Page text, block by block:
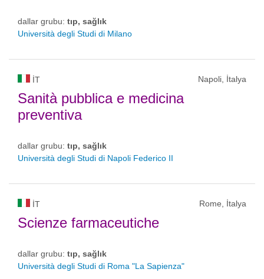
dallar grubu: tıp, sağlık
Università degli Studi di Milano
IT Napoli, İtalya
Sanità pubblica e medicina
preventiva
dallar grubu: tıp, sağlık
Università degli Studi di Napoli Federico II
IT Rome, İtalya
Scienze farmaceutiche
dallar grubu: tıp, sağlık
Università degli Studi di Roma "La Sapienza"